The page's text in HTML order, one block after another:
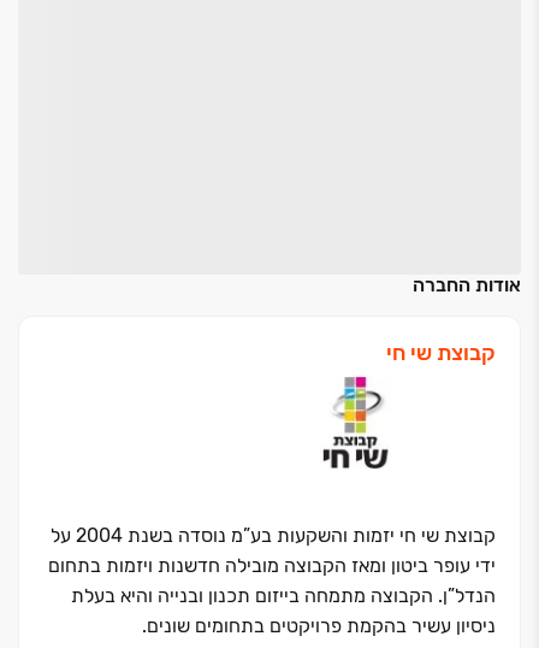
אודות החברה
קבוצת שי חי
קבוצת שי חי יזמות והשקעות בע”מ נוסדה בשנת 2004 על
ידי עופר ביטון ומאז הקבוצה מובילה חדשנות ויזמות בתחום
הנדל”ן. הקבוצה מתמחה בייזום תכנון ובנייה והיא בעלת
ניסיון עשיר בהקמת פרויקטים בתחומים שונים.